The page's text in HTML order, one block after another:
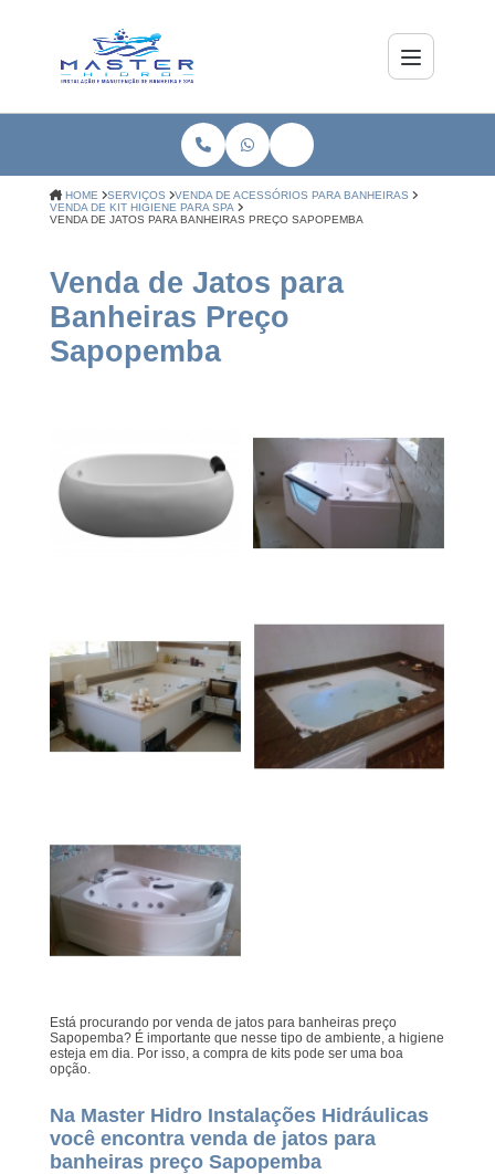
HOME SERVIÇOS
VENDA DE ACESSÓRIOS PARA BANHEIRAS
VENDA DE KIT HIGIENE PARA SPA
VENDA DE JATOS PARA BANHEIRAS PREÇO SAPOPEMBA
Venda de Jatos para
Banheiras Preço
Sapopemba
Está procurando por venda de jatos para banheiras preço
Sapopemba? É importante que nesse tipo de ambiente, a higiene
esteja em dia. Por isso, a compra de kits pode ser uma boa
opção.
Na Master Hidro Instalações Hidráulicas
você encontra venda de jatos para
banheiras preço Sapopemba